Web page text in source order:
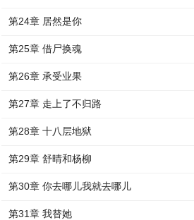
第24章 居然是你
第25章 借尸换魂
第26章 承受业果
第27章 走上了不归路
第28章 十八层地狱
第29章 舒晴和杨柳
第30章 你去哪儿我就去哪儿
第31章 我替她